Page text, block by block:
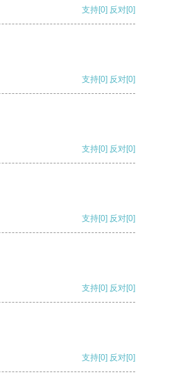
支持[0] 反对[0]
支持[0] 反对[0]
支持[0] 反对[0]
支持[0] 反对[0]
支持[0] 反对[0]
支持[0] 反对[0]